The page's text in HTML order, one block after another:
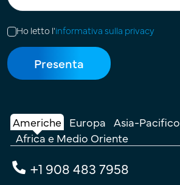
Ho letto l'informativa sulla privacy
Americhe Europa Asia-Pacifico
Africa e Medio Oriente
+1 908 483 7958